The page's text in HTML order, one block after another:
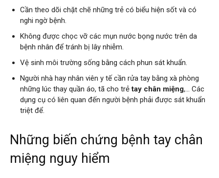
Cần theo dõi chặt chẽ những trẻ có biểu hiện sốt và có
nghi ngờ bệnh.
Không được chọc vỡ các mụn nước bọng nước trên da
bệnh nhân để tránh bị lây nhiễm.
Vệ sinh môi trường sống bằng cách phun sát khuẩn.
Người nhà hay nhân viên y tế cần rửa tay bằng xà phòng
những lúc thay quần áo, tã cho trẻtay chân miệng,… Các
dụng cụ có liên quan đến người bệnh phải được sát khuẩn
triệt để.
Những biến chứng bệnh tay chân
miệng nguy hiểm